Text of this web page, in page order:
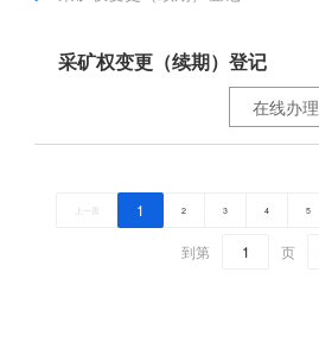
采矿权变更（续期）登记
在线办理
上一页 1 2 3 4 5
到第 页